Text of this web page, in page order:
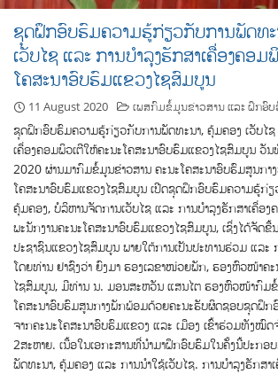
ຊຸດຝຶກອົບຮົມຄວາມຮູ້ກ່ຽວກັບການພັດທ
ເວັບໄຊ ແລະ ການບຳລຸງຮັກສາເຄື່ອງຄອມ
ໂຄສະນາອົບຮົມແຂວງໄຊສົມບູນ
11 August 2020 ເພສກົມຂໍ້ມູນຂ່າວສານ ແລະ ຝຶກອົ
ຊຸດຝຶກອົບຮົມຄວາມຮູ້ກ່ຽວກັບການພັດທະນາ, ຄຸ້ມຄອງ ເວັບໄຊ
ເຄື່ອງຄອມພິວເຕີໃຫ້ຄະນະໂຄສະນາອົບຮົມແຂວງໄຊສົມບູນ ວັ
2020 ຜ່ານມາກົມຂໍ້ມູນຂ່າວສານ ຄະນະໂຄສະນາອົບຮົມສູນກ
ໂຄສະນາອົບຮົມແຂວງໄຊສົມບູນ ເປີດຊຸດຝຶກອົບຮົມຄວາມຮູ້ກ່
ຄຸ້ມຄອງ, ບໍລິຫານຈັດການເວັບໄຊ ແລະ ການບຳລຸງຮັກສາເຄື່ອ
ພະນັກງານຄະນະໂຄສະນາອົບຮົມແຂວງໄຊສົມບູນ, ເຊິ່ງໄດ້ຈັດ
ປະຊາຊົນແຂວງໄຊສົມບູນ ພາຍໃຕ້ການເປັນປະທານຮ່ວມ ແລະ
ໂດຍທ່ານ ຢາຊົງວ່າ ຍົງມາ ຮອງເລຂາໜ່ວຍພັກ, ຮອງຫົວໜ້າຄ
ໄຊສົມບູນ, ມີທ່ານ ນ. ມອນສະຫວັນ ແສນໄຕ ຮອງຫົວໜ້າກົມຂໍ້
ໂຄສະນາອົບຮົມສູນກາງພັກພ້ອມດ້ວຍຄະນະຮັບຜິດຊອບຊຸດຝຶ
ຈາກຄະນະໂຄສະນາອົບຮົມແຂວງ ແລະ ເມືອງ ເຂົ້າຮ່ວມທັງໝົດ
2ສະຫາຍ. ເນື້ອໃນເອກະສານທີ່ນຳມາຝຶກອົບຮົມໃນຄັ້ງນີ້ປະກ
ພັດທະນາ, ຄຸ້ມຄອງ ແລະ ການນຳໃຊ້ເວັບໄຊ. ການບຳລຸງຮັກສາ